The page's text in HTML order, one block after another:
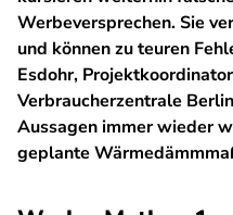
Werbeversprechen. Sie
und können zu teuren
Esdohr,
Verbraucherzentrale
Aussagen immer wieder
geplante